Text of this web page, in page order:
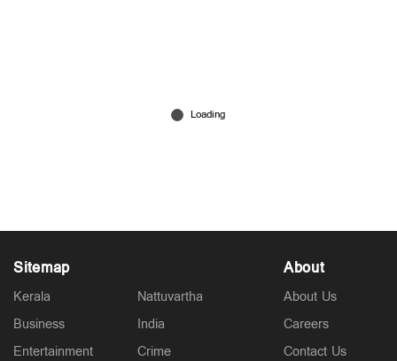
Sitemap
Kerala
Business
Entertainment
Nattuvartha
India
Crime
About
About Us
Careers
Contact Us